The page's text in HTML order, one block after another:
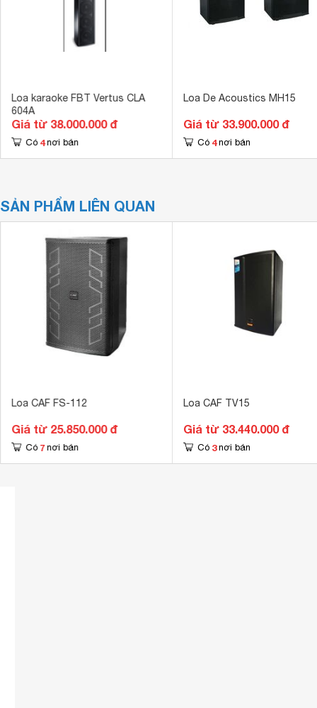
Loa karaoke FBT Vertus CLA
604A
Giá từ 38.000.000 đ
Có 4 nơi bán
Loa De Acoustics MH15
Giá từ 33.900.000 đ
Có 4 nơi bán
SẢN PHẨM LIÊN QUAN
Loa CAF FS-112
Giá từ 25.850.000 đ
Có 7 nơi bán
Loa CAF TV15
Giá từ 33.440.000 đ
Có 3 nơi bán